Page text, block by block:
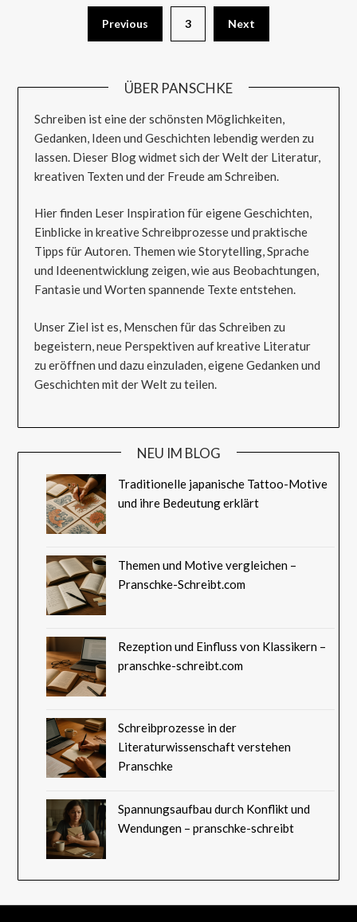
Seitennummerierung
Previous 3 Next
ÜBER PANSCHKE
Schreiben ist eine der schönsten Möglichkeiten,
Gedanken, Ideen und Geschichten lebendig werden zu
lassen. Dieser Blog widmet sich der Welt der Literatur,
kreativen Texten und der Freude am Schreiben.
Hier finden Leser Inspiration für eigene Geschichten,
Einblicke in kreative Schreibprozesse und praktische
Tipps für Autoren. Themen wie Storytelling, Sprache
und Ideenentwicklung zeigen, wie aus Beobachtungen,
Fantasie und Worten spannende Texte entstehen.
Unser Ziel ist es, Menschen für das Schreiben zu
begeistern, neue Perspektiven auf kreative Literatur
zu eröffnen und dazu einzuladen, eigene Gedanken und
Geschichten mit der Welt zu teilen.
NEU IM BLOG
Traditionelle japanische Tattoo-Motive
und ihre Bedeutung erklärt
Themen und Motive vergleichen –
Pranschke-Schreibt.com
Rezeption und Einfluss von Klassikern –
pranschke-schreibt.com
Schreibprozesse in der
Literaturwissenschaft verstehen
Pranschke
Spannungsaufbau durch Konflikt und
Wendungen – pranschke-schreibt